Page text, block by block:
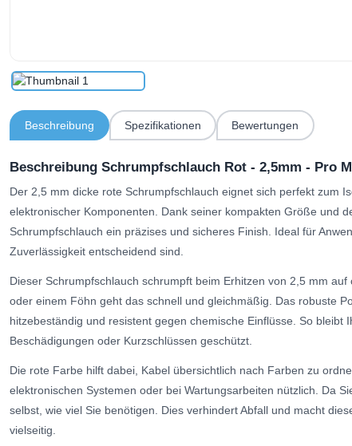
Beschreibung Spezifikationen Bewertungen
Beschreibung Schrumpfschlauch Rot - 2,5mm - Pro
Der 2,5 mm dicke rote Schrumpfschlauch eignet sich perfekt zum
elektronischer Komponenten. Dank seiner kompakten Größe und
Schrumpfschlauch ein präzises und sicheres Finish. Ideal für
Zuverlässigkeit entscheidend sind.
Dieser Schrumpfschlauch schrumpft beim Erhitzen von 2,5 mm
oder einem Föhn geht das schnell und gleichmäßig. Das robuste
hitzebeständig und resistent gegen chemische Einflüsse. So bleibt
Beschädigungen oder Kurzschlüssen geschützt.
Die rote Farbe hilft dabei, Kabel übersichtlich nach Farben zu
elektronischen Systemen oder bei Wartungsarbeiten nützlich. Da
selbst, wie viel Sie benötigen. Dies verhindert Abfall und macht
vielseitig.